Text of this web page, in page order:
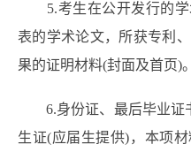
5.考生在公开发行的学
表的学术论文，所获专利
果的证明材料(封面及首页)。
6.身份证、最后毕业证
生证(应届生提供)，本项